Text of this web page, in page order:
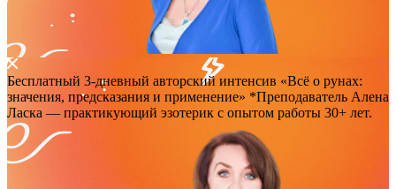
Бесплатный 3-дневный авторский интенсив «Всё о рунах:
значения, предсказания и применение» *Преподаватель Аленa
Ласка — практикующий эзотерик с опытом работы 30+ лет.